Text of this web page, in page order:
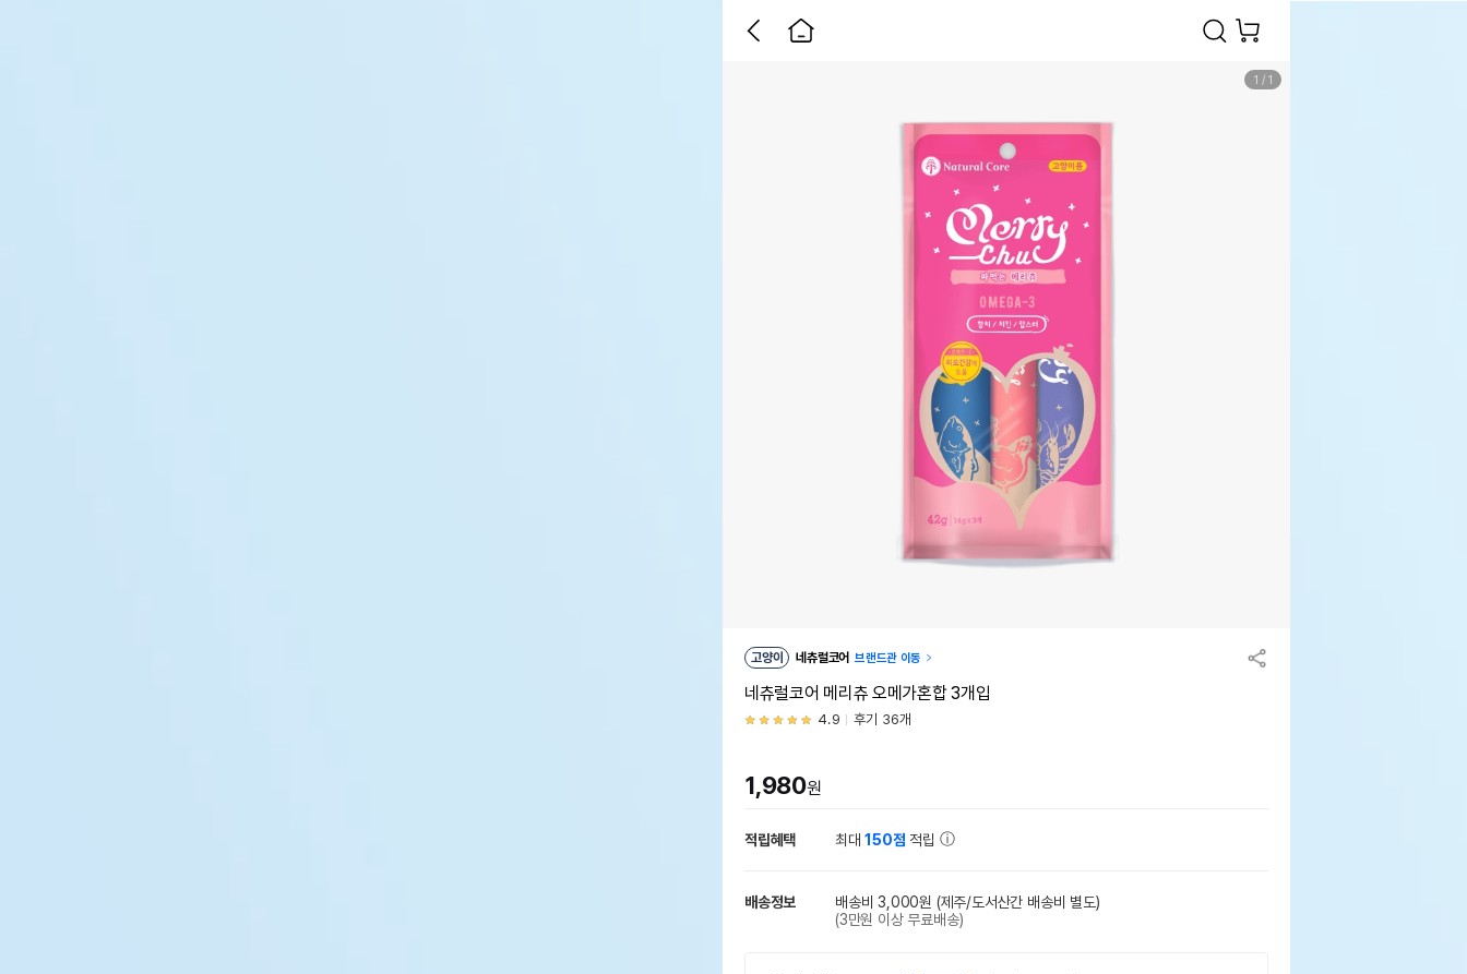
1 / 1
고양이 네츄럴코어 브랜드관 이동
네츄럴코어 메리츄 오메가혼합 3개입
4.9 후기 36개
1,980원
적립혜택 최대150점 적립
배송정보 배송비 3,000원 (제주/도서산간 배송비 별도)
(3만원 이상 무료배송)